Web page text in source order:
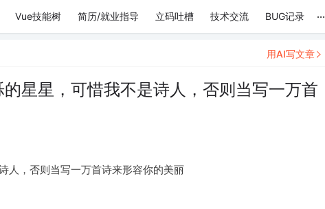
Vue技能树 简历/就业指导 立码吐槽 技术交流 BUG记录 ...
星星，可惜我不是诗人，否则当写一万首
人，否则当写一万首诗来形容你的美丽
用AI写文章